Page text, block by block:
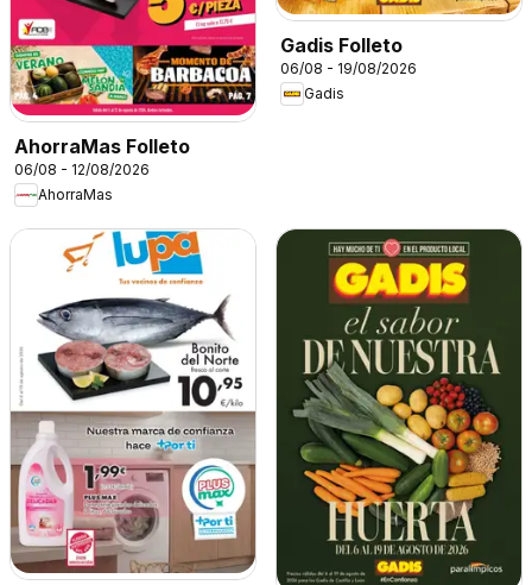
AhorraMas Folleto
06/08 - 12/08/2026
AhorraMas
Gadis Folleto
06/08 - 19/08/2026
Gadis